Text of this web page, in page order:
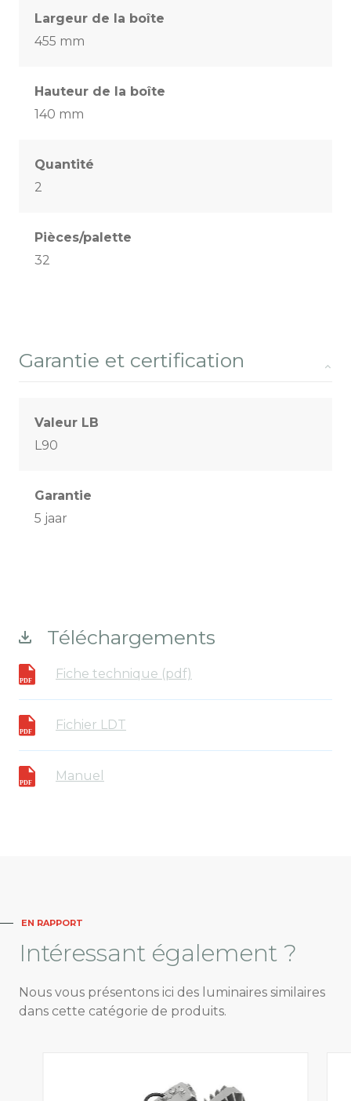
Largeur de la boîte
455 mm
Hauteur de la boîte
140 mm
Quantité
2
Pièces/palette
32
Garantie et certification
Valeur LB
L90
Garantie
5 jaar
Téléchargements
Fiche technique (pdf)
Fichier LDT
Manuel
EN RAPPORT
Intéressant également ?
Nous vous présentons ici des luminaires similaires
dans cette catégorie de produits.